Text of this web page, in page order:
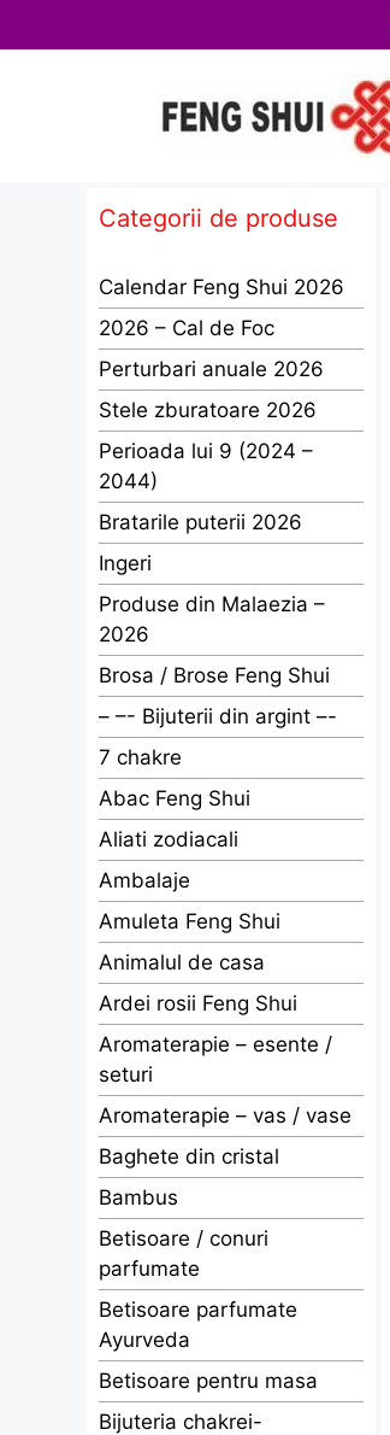
la
Categorii de produse
Calendar Feng Shui 2026
2026 – Cal de Foc
Perturbari anuale 2026
Stele zburatoare 2026
Perioada lui 9 (2024 –
2044)
Bratarile puterii 2026
Ingeri
Produse din Malaezia –
2026
Brosa / Brose Feng Shui
– –- Bijuterii din argint –-
7 chakre
Abac Feng Shui
Aliati zodiacali
Ambalaje
Amuleta Feng Shui
Animalul de casa
Ardei rosii Feng Shui
Aromaterapie – esente /
seturi
Aromaterapie – vas / vase
Baghete din cristal
Bambus
Betisoare / conuri
parfumate
Betisoare parfumate
Ayurveda
Betisoare pentru masa
Bijuteria chakrei-